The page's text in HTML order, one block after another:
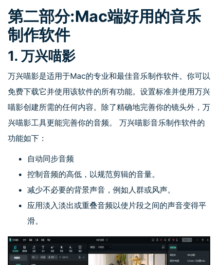
第二部分:Mac端好用的音乐
制作软件
1. 万兴喵影
万兴喵影是适用于Mac的专业和最佳音乐制作软件。你可以
免费下载它并使用该软件的所有功能。设置标准并使用万兴
喵影创建所需的任何内容。除了精确地完善你的镜头外，万
兴喵影工具更能完善你的音频。
万兴喵影音乐制作软件的
功能如下：
自动同步音频
控制音频的高低，以规范剪辑的音量。
减少不必要的背景声音，例如人群或风声。
应用淡入淡出或重叠音频以使片段之间的声音变得平
滑。